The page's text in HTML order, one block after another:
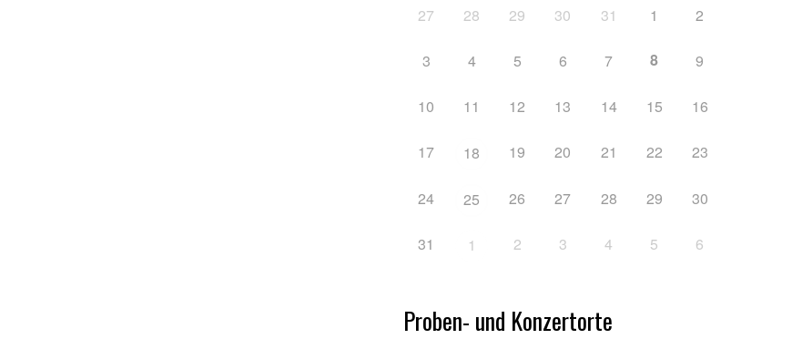
27
28 29 30 31 1 2
3 4 5 6 7 8 9
10 11 12 13 14 15 16
17 18 19 20 21 22 23
24 25 26 27 28 29 30
31 1 2 3 4 5 6
Proben- und Konzertorte